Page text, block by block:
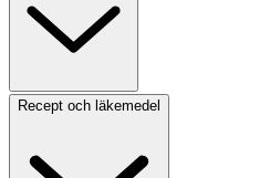
Recept och läkemedel